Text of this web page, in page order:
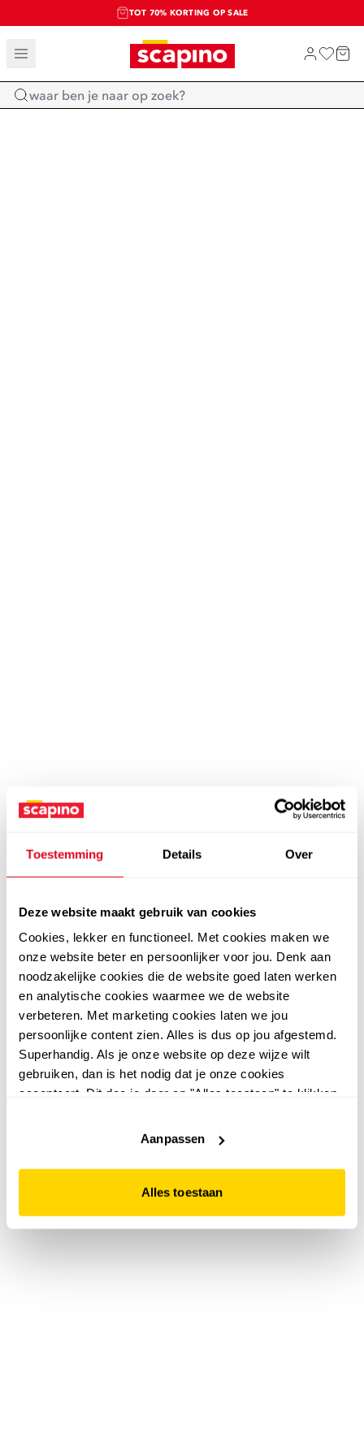
Toestemming Details Over
Deze website maakt gebruik van cookies
Cookies, lekker en functioneel. Met cookies maken we
onze website beter en persoonlijker voor jou. Denk aan
noodzakelijke cookies die de website goed laten werken
en analytische cookies waarmee we de website
verbeteren. Met marketing cookies laten we jou
persoonlijke content zien. Alles is dus op jou afgestemd.
Superhandig. Als je onze website op deze wijze wilt
gebruiken, dan is het nodig dat je onze cookies
accepteert. Dit doe je door op "Alles toestaan" te klikken.
website niet optimaal functioneert.
Aanpassen
Alles toestaan
TOT 70% KORTING OP SALE
SALE: LAATSTE KANS!
SHOP NIEUW
Home